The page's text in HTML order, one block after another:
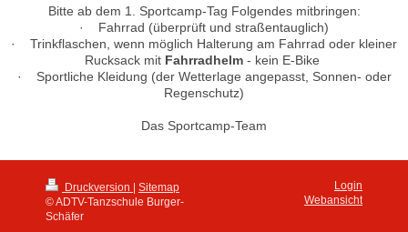
Bitte ab dem 1. Sportcamp-Tag Folgendes mitbringen:
· Fahrrad (überprüft und straßentauglich)
· Trinkflaschen, wenn möglich Halterung am Fahrrad oder kleiner
Rucksack mit Fahrradhelm - kein E-Bike
· Sportliche Kleidung (der Wetterlage angepasst, Sonnen- oder
Regenschutz)
Das Sportcamp-Team
Druckversion
Sitemap
© ADTV-Tanzschule Burger-
Schäfer
Login
Webansicht